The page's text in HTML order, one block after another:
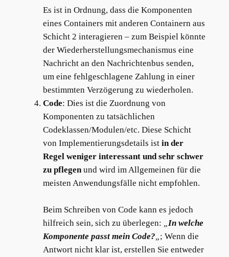
Es ist in Ordnung, dass die Komponenten
eines Containers mit anderen Containern aus
Schicht 2 interagieren – zum Beispiel könnte
der Wiederherstellungsmechanismus eine
Nachricht an den Nachrichtenbus senden,
um eine fehlgeschlagene Zahlung in einer
bestimmten Verzögerung zu wiederholen.
Code: Dies ist die Zuordnung von
Komponenten zu tatsächlichen
Codeklassen/Modulen/etc. Diese Schicht
von Implementierungsdetails ist in der
Regel weniger interessant und sehr schwer
zu pflegenund wird im Allgemeinen für die
meisten Anwendungsfälle nicht empfohlen.
Beim Schreiben von Code kann es jedoch
hilfreich sein, sich zu überlegen:
In welche
Komponente passt mein Code? ; Wenn die
Antwort nicht klar ist, erstellen Sie entweder